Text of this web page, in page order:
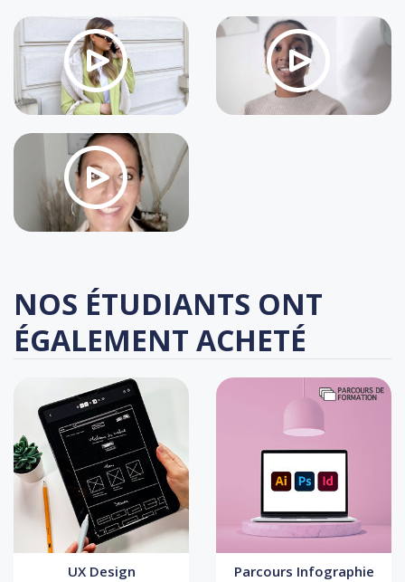
NOS ÉTUDIANTS ONT
ÉGALEMENT ACHETÉ
UX Design Parcours Infographie